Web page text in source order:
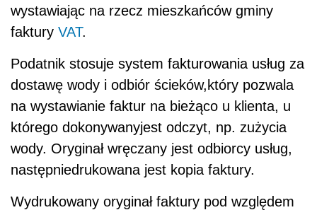
wystawiając na rzecz mieszkańców gminy
faktury VAT.
Podatnik stosuje system fakturowania usług za
dostawę wody i odbiór ścieków,który pozwala
na wystawianie faktur na bieżąco u klienta, u
którego dokonywanyjest odczyt, np. zużycia
wody. Oryginał wręczany jest odbiorcy usług,
następniedrukowana jest kopia faktury.
Wydrukowany oryginał faktury pod względem